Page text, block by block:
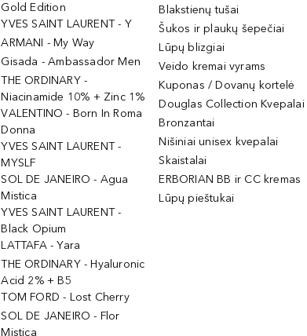
Gold Edition
YVES SAINT LAURENT - Y
ARMANI - My Way
Gisada - Ambassador Men
THE ORDINARY -
Niacinamide 10% + Zinc 1%
VALENTINO - Born In Roma
Donna
YVES SAINT LAURENT -
MYSLF
SOL DE JANEIRO - Agua
Mistica
YVES SAINT LAURENT -
Black Opium
LATTAFA - Yara
THE ORDINARY - Hyaluronic
Acid 2% + B5
TOM FORD - Lost Cherry
SOL DE JANEIRO - Flor
Mistica
Blakstienų tušai
Šukos ir plaukų šepečiai
Lūpų blizgiai
Veido kremai vyrams
Kuponas / Dovanų kortelė
Douglas Collection Kvepalai
Bronzantai
Nišiniai unisex kvepalai
Skaistalai
ERBORIAN BB ir CC kremas
Lūpų pieštukai